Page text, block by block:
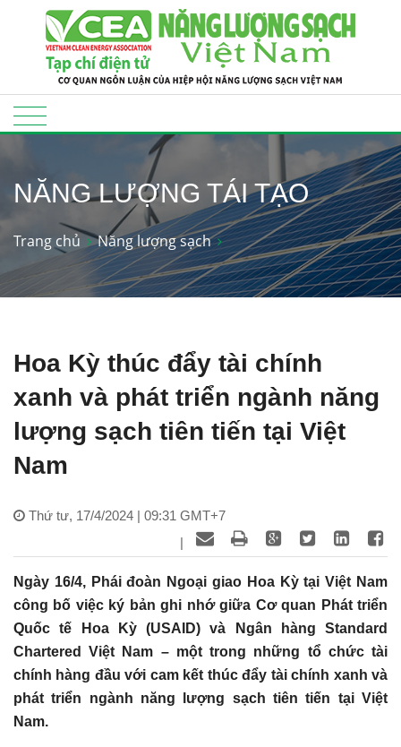
NĂNG LƯỢNG TÁI TẠO
Trang chủ Năng lượng sạch
Hoa Kỳ thúc đẩy tài chính
xanh và phát triển ngành năng
lượng sạch tiên tiến tại Việt
Nam
Thứ tư, 17/4/2024 | 09:31 GMT+7
|
Ngày 16/4, Phái đoàn Ngoại giao Hoa Kỳ tại Việt Nam
công bố việc ký bản ghi nhớ giữa Cơ quan Phát triển
Quốc tế Hoa Kỳ (USAID) và Ngân hàng Standard
Chartered Việt Nam – một trong những tổ chức tài
chính hàng đầu với cam kết thúc đẩy tài chính xanh và
phát triển ngành năng lượng sạch tiên tiến tại Việt
Nam.